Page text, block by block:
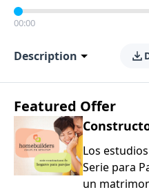
00:00
Description
Featured Offer
Los
Serie para
un